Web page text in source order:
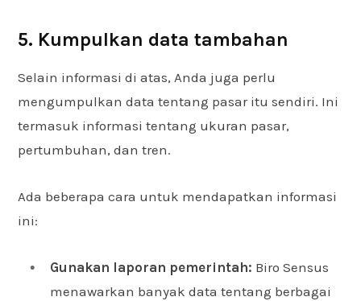
5. Kumpulkan data tambahan
Selain informasi di atas, Anda juga perlu
mengumpulkan data tentang pasar itu sendiri. Ini
termasuk informasi tentang ukuran pasar,
pertumbuhan, dan tren.
Ada beberapa cara untuk mendapatkan informasi
ini:
Gunakan laporan pemerintah: Biro Sensus
menawarkan banyak data tentang berbagai